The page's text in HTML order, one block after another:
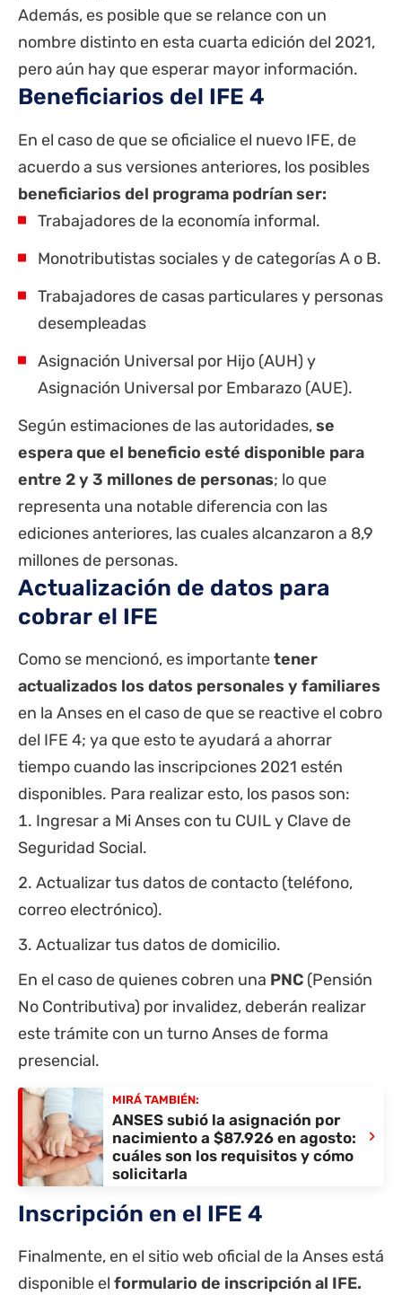
Además, es posible que se relance con un
nombre distinto en esta cuarta edición del 2021,
pero aún hay que esperar mayor información.
Beneficiarios del IFE 4
En el caso de que se oficialice el nuevo IFE, de
acuerdo a sus versiones anteriores, los posibles
beneficiarios del programa podrían ser:
Trabajadores de la economía informal.
Monotributistas sociales y de categorías A o B.
Trabajadores de casas particulares y personas
desempleadas
Asignación Universal por Hijo (AUH) y
Asignación Universal por Embarazo (AUE).
Según estimaciones de las autoridades,se
espera que el beneficio esté disponible para
entre 2 y 3 millones de personas; lo que
representa una notable diferencia con las
ediciones anteriores, las cuales alcanzaron a 8,9
millones de personas.
Actualización de datos para
cobrar el IFE
Como se mencionó, es importantetener
actualizados los datos personales y familiares
en la Anses en el caso de que se reactive el cobro
del IFE 4; ya que esto te ayudará a ahorrar
tiempo cuando las inscripciones 2021 estén
disponibles. Para realizar esto, los pasos son:
Ingresar a Mi Anses con tu CUIL y Clave de
Seguridad Social.
Actualizar tus datos de contacto (teléfono,
correo electrónico).
Actualizar tus datos de domicilio.
En el caso de quienes cobren una PNC (Pensión
No Contributiva) por invalidez, deberán realizar
este trámite con un turno Anses de forma
presencial.
MIRÁ TAMBIÉN:
ANSES subió la asignación por
nacimiento a $87.926 en agosto:
cuáles son los requisitos y cómo
solicitarla
›
Inscripción en el IFE 4
Finalmente, en el sitio web oficial de la Anses está
disponible el formulario de inscripción al IFE.